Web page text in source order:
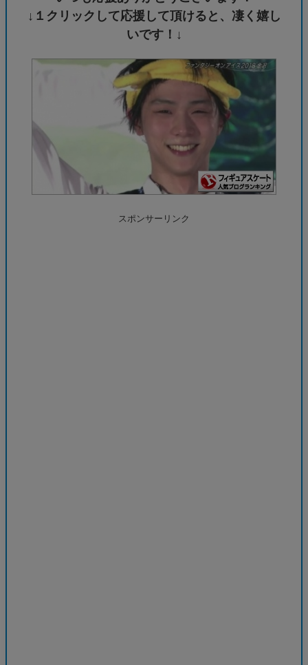
↓１クリックして応援して頂けると、凄く嬉し
いです！↓
スポンサーリンク